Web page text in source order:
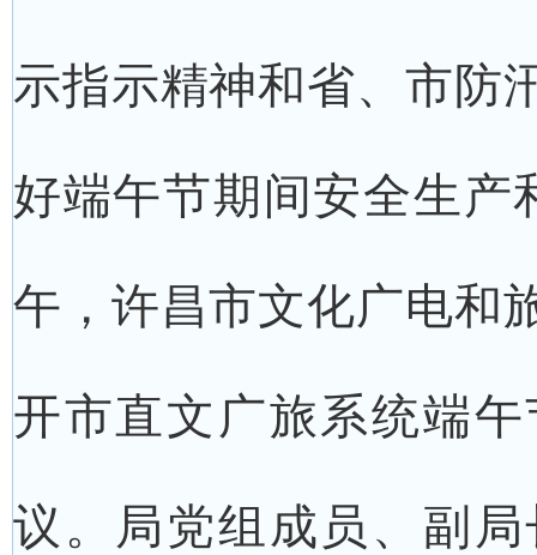
示指示精神和省、市防
好端午节期间安全生产
午，许昌市文化广电和
开市直文广旅系统端
议。局党组成员、副